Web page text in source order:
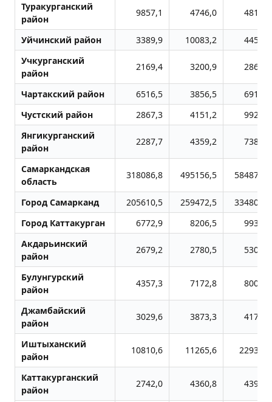
Туракурганский
район
9857,1 4746,0 4816,3
Уйчинский район 3389,9 10083,2
4459,3
Учкурганский
район
2169,4 3200,9 2869,4
Чартакский район 6516,5 3856,5
6912,0
Чустский район
2867,3 4151,2
9922,2
Янгикурганский
район
2287,7 4359,2 7386,3
Самаркандская
область
318086,8 495156,5 584876,2
Город Самарканд 205610,5 259472,5
334806,4
Город Каттакурган
6772,9 8206,5
9931,2
Акдарьинский
район
2679,2 2780,5 5302,3
Булунгурский
район
4357,3 7172,8 8007,6
Джамбайский
район
3029,6 3873,3 4177,7
Иштыханский
район
10810,6 11265,6 22938,4
Каттакурганский
район
2742,0 4360,8 4399,8